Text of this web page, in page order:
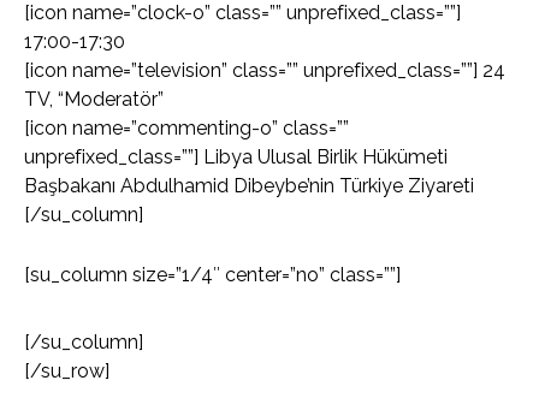
[icon name=”clock-o” class=”” unprefixed_class=””]
17:00-17:30
[icon name=”television” class=”” unprefixed_class=””] 24
TV, “Moderatör”
[icon name=”commenting-o” class=””
unprefixed_class=””] Libya Ulusal Birlik Hükümeti
Başbakanı Abdulhamid Dibeybe’nin Türkiye Ziyareti
[/su_column]
[su_column size=”1/4″ center=”no” class=””]
[/su_column]
[/su_row]